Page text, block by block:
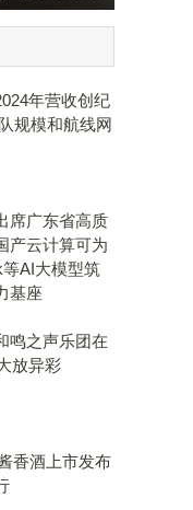
年营收创纪
规模和航线网
席广东省高质
产云计算可为
AI大模型筑
基座
鸣之声乐团在
放异彩
香酒上市发布